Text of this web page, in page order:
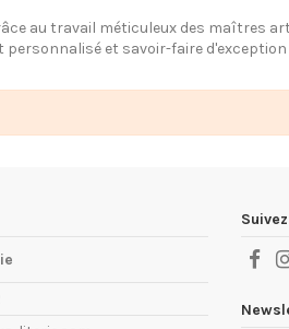
au travail méticuleux des maîtres
et savoir-faire d'exception